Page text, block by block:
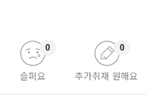
슬퍼요
0
추가취재 원해요
0